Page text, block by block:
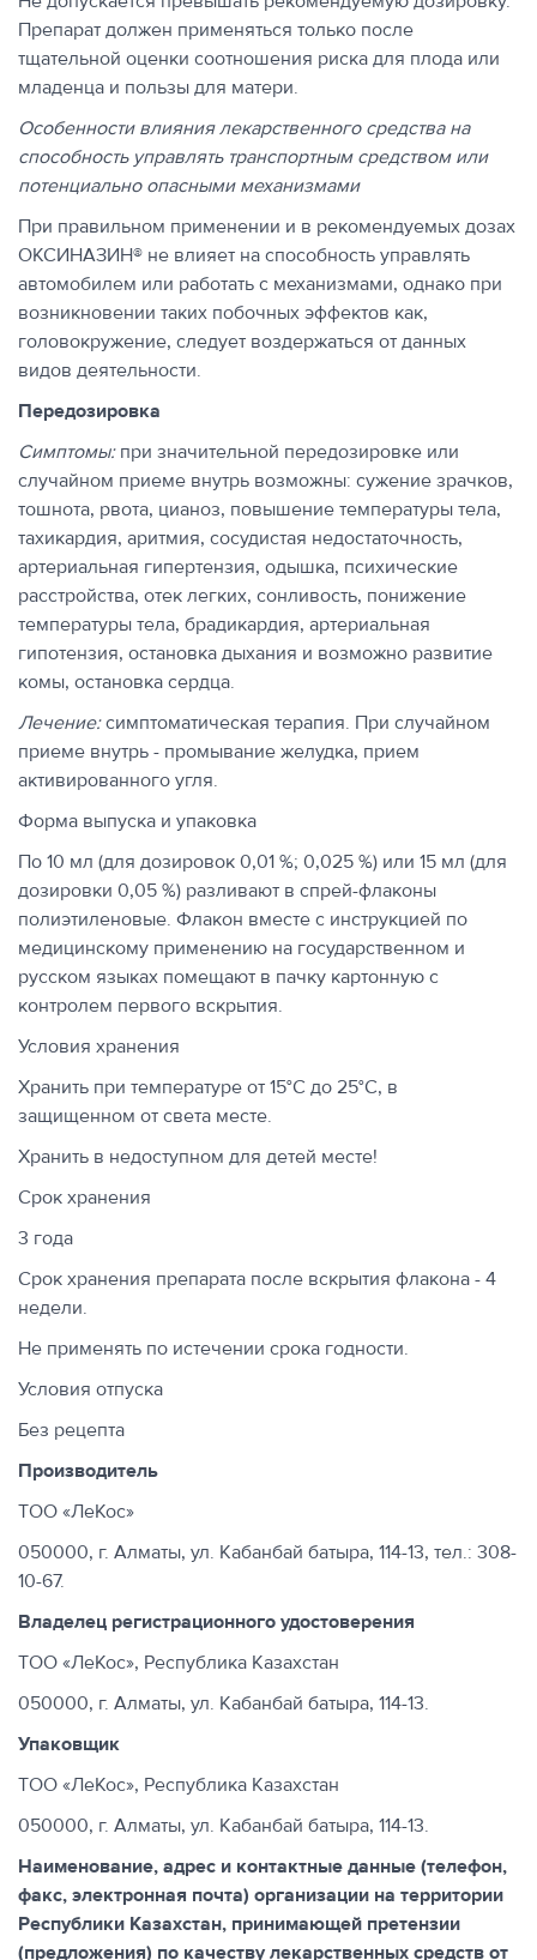
Препарат должен применяться только после
тщательной оценки соотношения риска для плода или
младенца и пользы для матери.
Особенности влияния лекарственного средства на
способность управлять транспортным средством или
потенциально опасными механизмами
При правильном применении и в рекомендуемых дозах
ОКСИНАЗИН® не влияет на способность управлять
автомобилем или работать с механизмами, однако при
возникновении таких побочных эффектов как,
головокружение, следует воздержаться от данных
видов деятельности.
Передозировка
Симптомы:при значительной передозировке или
случайном приеме внутрь возможны: сужение зрачков,
тошнота, рвота, цианоз, повышение температуры тела,
тахикардия, аритмия, сосудистая недостаточность,
артериальная гипертензия, одышка, психические
расстройства, отек легких, сонливость, понижение
температуры тела, брадикардия, артериальная
гипотензия, остановка дыхания и возможно развитие
комы, остановка сердца.
Лечение:симптоматическая терапия. При случайном
приеме внутрь - промывание желудка, прием
активированного угля.
Форма выпуска и упаковка
По 10 мл (для дозировок 0,01 %; 0,025 %) или 15 мл (для
дозировки 0,05 %) разливают в спрей-флаконы
полиэтиленовые. Флакон вместе с инструкцией по
медицинскому применению на государственном и
русском языках помещают в пачку картонную с
контролем первого вскрытия.
Условия хранения
Хранить при температуре от 15°С до 25°С, в
защищенном от света месте.
Хранить в недоступном для детей месте!
Срок хранения
3 года
Срок хранения препарата после вскрытия флакона - 4
недели.
Не применять по истечении срока годности.
Условия отпуска
Без рецепта
Производитель
ТОО «ЛеКос»
050000, г. Алматы, ул. Кабанбай батыра, 114-13, тел.: 308-
10-67.
Владелец регистрационного удостоверения
ТОО «ЛеКос», Республика Казахстан
050000, г. Алматы, ул. Кабанбай батыра, 114-13.
Упаковщик
ТОО «ЛеКос», Республика Казахстан
050000, г. Алматы, ул. Кабанбай батыра, 114-13.
Наименование, адрес и контактные данные (телефон,
факс, электронная почта) организации на территории
Республики Казахстан, принимающей претензии
(предложения) по качеству лекарственных средств от